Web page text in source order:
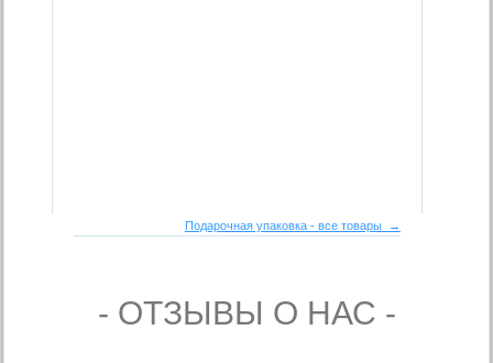
Подарочная упаковка - все товары →
- ОТЗЫВЫ О НАС -